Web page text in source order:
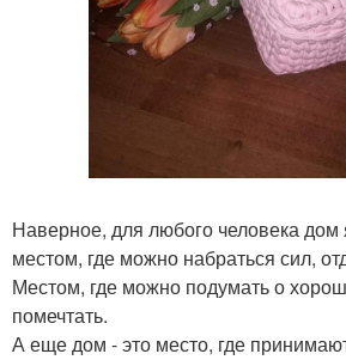
Наверное, для любого человека дом
местом, где можно набраться сил,
Местом, где можно подумать о
помечтать.
А еще дом - это место, где